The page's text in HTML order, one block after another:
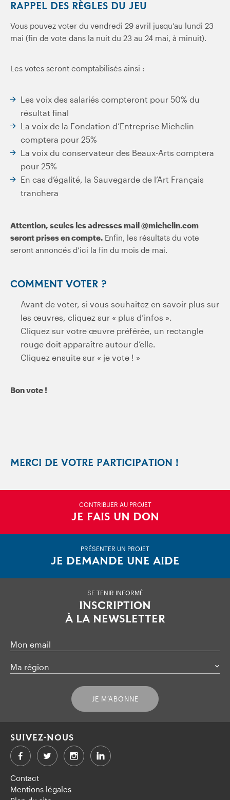
RAPPEL DES RÈGLES DU JEU
Vous pouvez voter du vendredi 29 avril jusqu’au lundi 23
mai (fin de vote dans la nuit du 23 au 24 mai, à minuit).
Les votes seront comptabilisés ainsi :
Les voix des salariés compteront pour 50% du
résultat final
La voix de la Fondation d’Entreprise Michelin
comptera pour 25%
La voix du conservateur des Beaux-Arts comptera
pour 25%
En cas d’égalité, la Sauvegarde de l’Art Français
tranchera
Attention, seules les adresses mail @michelin.com
seront prises en compte. Enfin, les résultats du vote
seront annoncés d’ici la fin du mois de mai.
COMMENT VOTER ?
Avant de voter, si vous souhaitez en savoir plus sur
les œuvres, cliquez sur « plus d’infos ».
Cliquez sur votre œuvre préférée, un rectangle
rouge doit apparaître autour d’elle.
Cliquez ensuite sur « je vote ! »
Bon vote !
MERCI DE VOTRE PARTICIPATION !
CONTRIBUER AU PROJET
JE FAIS UN DON
PRÉSENTER UN PROJET
JE DEMANDE UNE AIDE
SE TENIR INFORMÉ
INSCRIPTION
À LA NEWSLETTER
Mon email
Ma région
JE M’ABONNE
Contact
Mentions légales
SUIVEZ-NOUS
FacebookTwitter LinkedIn